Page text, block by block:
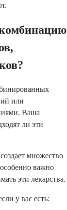
или
Ваша
ли эти
множество
важно
эти лекарства.
у вас есть: